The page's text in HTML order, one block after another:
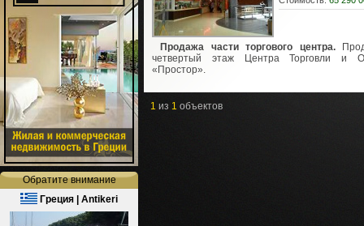
Обратите внимание
Греция | Antikeri
Продажа части торгового центра.
четвертый этаж Центра Торговли и
«Простор».
1 из 1 объектов